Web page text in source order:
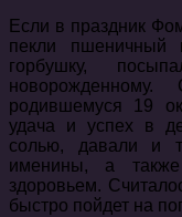
Если в праздник
пекли пшеничный
горбушку,
новорожденному.
родившемуся 19
удача и успех в
солью, давали и
именины, а
здоровьем.
быстро пойдет на